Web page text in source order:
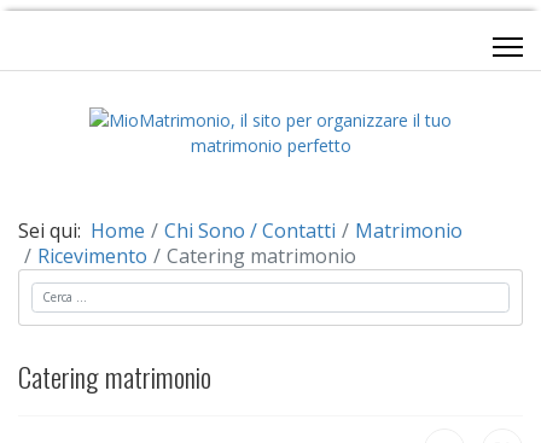
Sei qui: Home Chi Sono / Contatti
Matrimonio
Ricevimento
Catering matrimonio
Cerca
Catering matrimonio